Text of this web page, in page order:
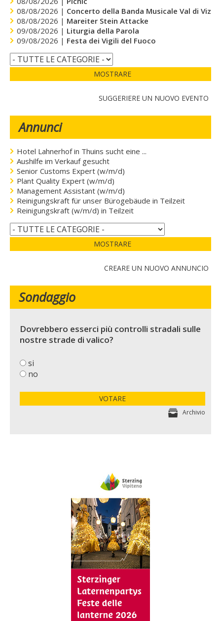
08/08/2026 | Concerto della Banda Musicale Val di Vizze
08/08/2026 | Mareiter Stein Attacke
09/08/2026 | Liturgia della Parola
09/08/2026 | Festa dei Vigili del Fuoco
MOSTRARE
SUGGERIERE UN NUOVO EVENTO
Annunci
Hotel Lahnerhof in Thuins sucht eine ...
Aushilfe im Verkauf gesucht
Senior Customs Expert (w/m/d)
Plant Quality Expert (w/m/d)
Management Assistant (w/m/d)
Reinigungskraft für unser Bürogebäude in Teilzeit
Reinigungskraft (w/m/d) in Teilzeit
MOSTRARE
CREARE UN NUOVO ANNUNCIO
Sondaggio
Dovrebbero esserci più controlli stradali sulle
nostre strade di valico?
si
no
VOTARE
Archivio